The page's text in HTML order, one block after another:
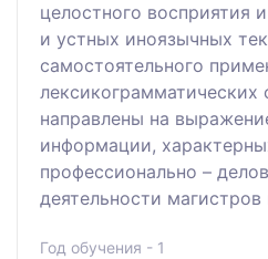
целостного восприятия
и устных иноязычных
самостоятельного
лексикограмматических
направлены на
информации,
профессионально –
деятельности магистров
Год обучения - 1